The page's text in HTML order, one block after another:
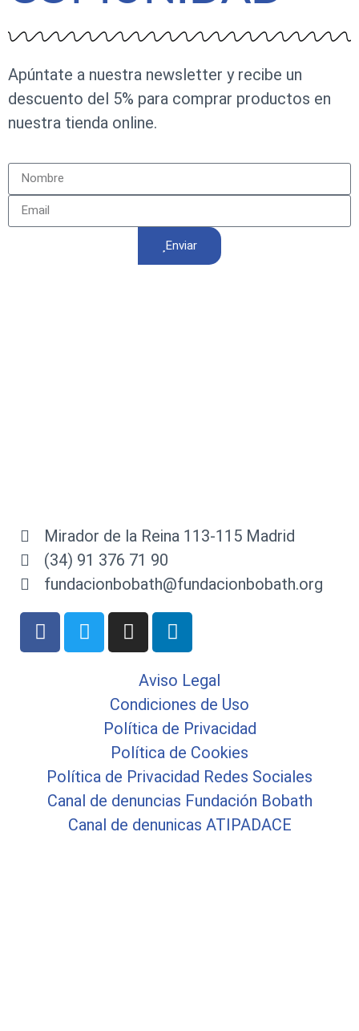
Apúntate a nuestra newsletter y recibe un
descuento del 5% para comprar productos en
nuestra tienda online.
Enviar
Mirador de la Reina 113-115 Madrid
(34) 91 376 71 90
fundacionbobath@fundacionbobath.org
Aviso Legal
Condiciones de Uso
Política de Privacidad
Política de Cookies
Política de Privacidad Redes Sociales
Canal de denuncias Fundación Bobath
Canal de denunicas ATIPADACE